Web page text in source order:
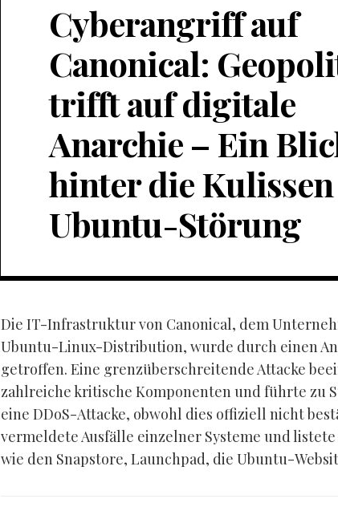
Cyberangriff auf
Canonical:
trifft auf digitale
Anarchie – Ein
hinter die
Ubuntu-Störung
Die IT-Infrastruktur von Canonical, dem
Ubuntu-Linux-Distribution, wurde durch einen
getroffen. Eine grenzüberschreitende Attacke
zahlreiche kritische Komponenten und führte zu
eine DDoS-Attacke, obwohl dies offiziell nicht
vermeldete Ausfälle einzelner Systeme und
wie den Snapstore, Launchpad, die Ubuntu-